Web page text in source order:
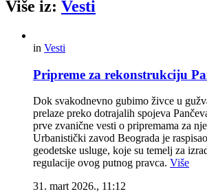
Više iz: Vesti
in Vesti
Pripreme za rekonstrukciju
Dok svakodnevno gubimo živce u
prelaze preko dotrajalih spojeva
prve zvanične vesti o pripremama za
Urbanistički zavod Beograda je
geodetske usluge, koje su temelj za
regulacije ovog putnog pravca. Više
31. mart 2026., 11:12